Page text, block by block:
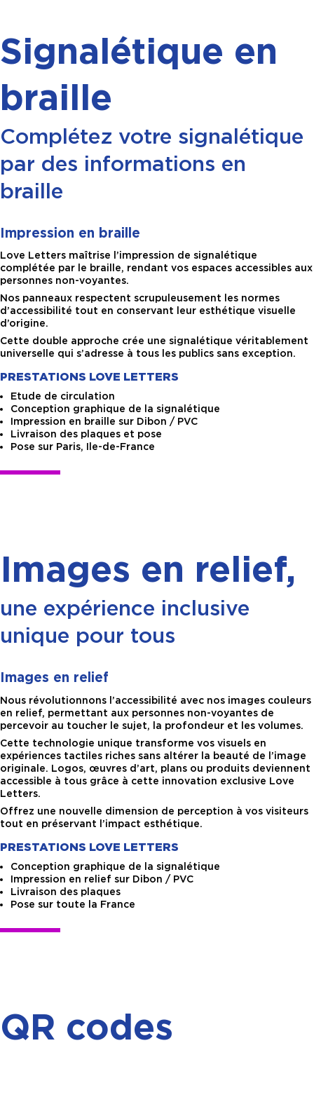
Signalétique en
braille
Complétez votre signalétique
par des informations en
braille
Impression en braille
Love Letters maîtrise l’impression de signalétique
complétée par le braille, rendant vos espaces accessibles aux
personnes non-voyantes.
Nos panneaux respectent scrupuleusement les normes
d’accessibilité tout en conservant leur esthétique visuelle
d’origine.
Cette double approche crée une signalétique véritablement
universelle qui s’adresse à tous les publics sans exception.
PRESTATIONS LOVE LETTERS
Etude de circulation
Conception graphique de la signalétique
Impression en braille sur Dibon / PVC
Livraison des plaques et pose
Pose sur Paris, Ile-de-France
Images en relief,
une expérience inclusive
unique pour tous
Images en relief
Nous révolutionnons l’accessibilité avec nos images couleurs
en relief, permettant aux personnes non-voyantes de
percevoir au toucher le sujet, la profondeur et les volumes.
Cette technologie unique transforme vos visuels en
expériences tactiles riches sans altérer la beauté de l’image
originale. Logos, œuvres d’art, plans ou produits deviennent
accessible à tous grâce à cette innovation exclusive Love
Letters.
Offrez une nouvelle dimension de perception à vos visiteurs
tout en préservant l’impact esthétique.
PRESTATIONS LOVE LETTERS
Conception graphique de la signalétique
Impression en relief sur Dibon / PVC
Livraison des plaques
Pose sur toute la France
QR codes